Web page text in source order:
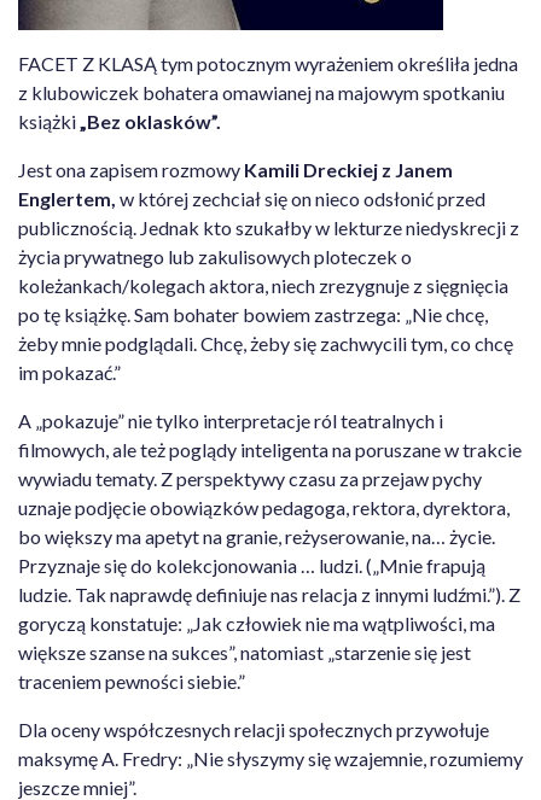
FACET Z KLASĄ tym potocznym wyrażeniem określiła jedna
z klubowiczek bohatera omawianej na majowym spotkaniu
książki„Bez oklasków”.
Jest ona zapisem rozmowy Kamili Dreckiej z Janem
Englertem, w której zechciał się on nieco odsłonić przed
publicznością. Jednak kto szukałby w lekturze niedyskrecji z
życia prywatnego lub zakulisowych ploteczek o
koleżankach/kolegach aktora, niech zrezygnuje z sięgnięcia
po tę książkę. Sam bohater bowiem zastrzega: „Nie chcę,
żeby mnie podglądali. Chcę, żeby się zachwycili tym, co chcę
im pokazać.”
A „pokazuje” nie tylko interpretacje ról teatralnych i
filmowych, ale też poglądy inteligenta na poruszane w trakcie
wywiadu tematy. Z perspektywy czasu za przejaw pychy
uznaje podjęcie obowiązków pedagoga, rektora, dyrektora,
bo większy ma apetyt na granie, reżyserowanie, na… życie.
Przyznaje się do kolekcjonowania … ludzi. („Mnie frapują
ludzie. Tak naprawdę definiuje nas relacja z innymi ludźmi.”). Z
goryczą konstatuje: „Jak człowiek nie ma wątpliwości, ma
większe szanse na sukces”, natomiast „starzenie się jest
traceniem pewności siebie.”
Dla oceny współczesnych relacji społecznych przywołuje
maksymę A. Fredry: „Nie słyszymy się wzajemnie, rozumiemy
jeszcze mniej”.